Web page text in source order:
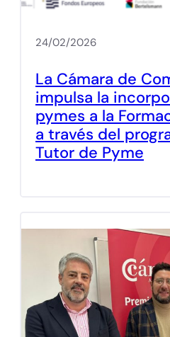
24/02/2026
La Cámara de
impulsa la
pymes a la
a través del
Tutor de Pyme